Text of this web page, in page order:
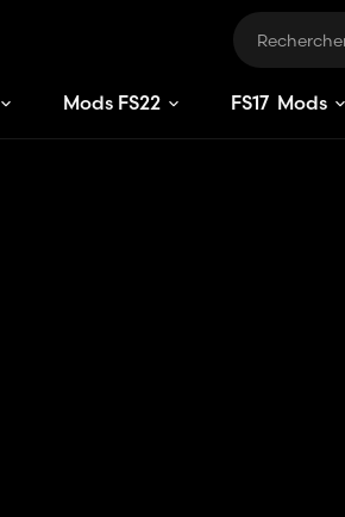
Mods FS22 FS17 Mods